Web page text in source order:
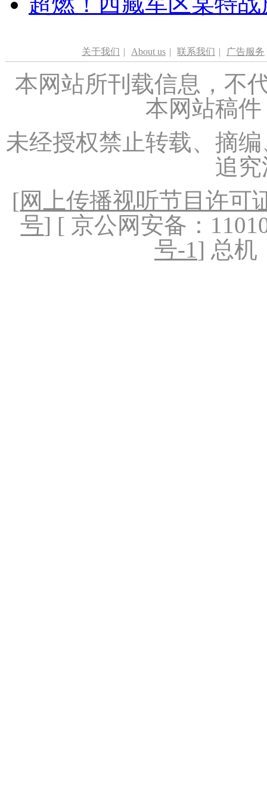
关于我们 | About us | 联系我们 | 广告服务
本网站所刊载信息，不
本网站稿
未经授权禁止转载、摘
追
[网上传播视听节目许可
号] [ 京公网安备：
号-1] 总机